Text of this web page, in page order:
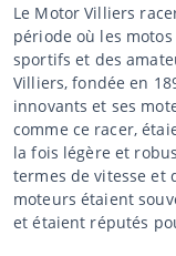
Le Motor Villiers
période où les
sportifs et des
Villiers, fondée en
innovants et ses
comme ce racer,
la fois légère et
termes de vitesse et
moteurs étaient
et étaient réputés